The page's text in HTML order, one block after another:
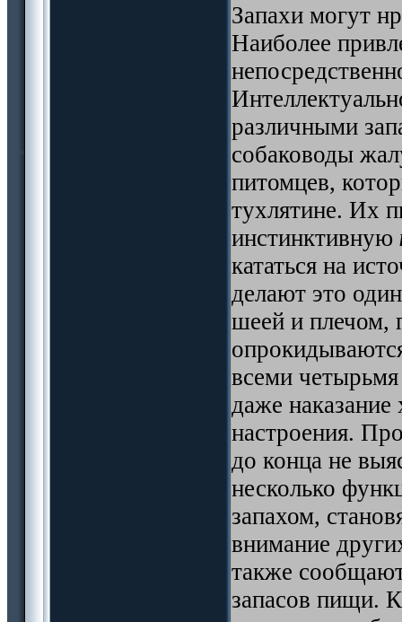
Запахи могут
Наиболее
различными
собаководы
питомцев,
тухлятине. Их
инстинктивную
кататься на
делают это
шеей и плечом,
всеми
даже
настроения.
до конца не
несколько
запахом,
внимание
также
запасов пищи.